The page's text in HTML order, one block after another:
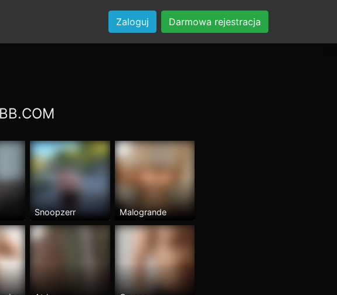
Zaloguj Darmowa rejestracja
Snoopzerr Malogrande